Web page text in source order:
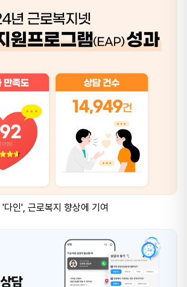
인', 근로복지 향상에 기여